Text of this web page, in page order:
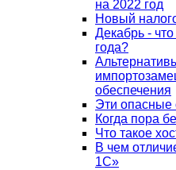
на 2022 год
Новый
Декабрь -
года?
обеспечения
Эти опасные
Когда пора
Что такое
В чем
1С»